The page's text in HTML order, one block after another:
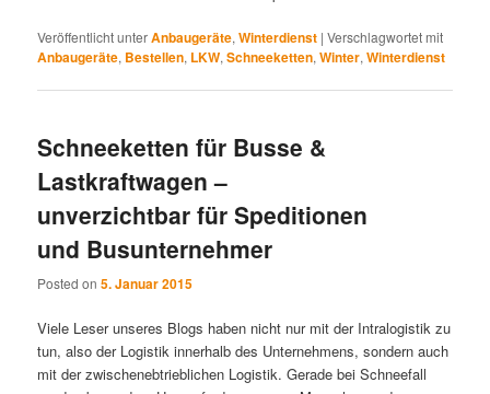
Veröffentlicht unterAnbaugeräte,Winterdienst |Verschlagwortet mit
Anbaugeräte, Bestellen, LKW,Schneeketten,Winter,Winterdienst
Schneeketten für Busse &
Lastkraftwagen –
unverzichtbar für Speditionen
und Busunternehmer
Posted on5. Januar 2015
Viele Leser unseres Blogs haben nicht nur mit der Intralogistik zu
tun, also der Logistik innerhalb des Unternehmens, sondern auch
mit der zwischenebtrieblichen Logistik. Gerade bei Schneefall